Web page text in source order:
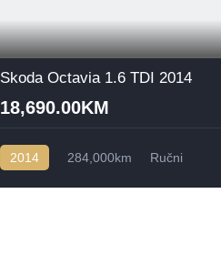
Skoda Octavia 1.6 TDI 2014
18,690.00KM
2014 284,000km
Ručni